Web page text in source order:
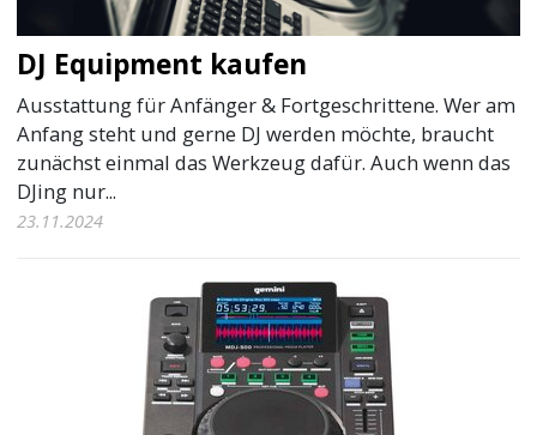
DJ Equipment kaufen
Ausstattung für Anfänger & Fortgeschrittene. Wer am
Anfang steht und gerne DJ werden möchte, braucht
zunächst einmal das Werkzeug dafür. Auch wenn das
DJing nur...
23.11.2024